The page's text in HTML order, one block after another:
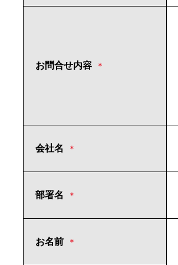
お問合せ内容 ＊
会社名 ＊
部署名 ＊
お名前 ＊